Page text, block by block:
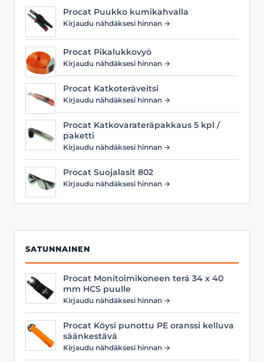
Procat Puukko kumikahvalla
Kirjaudu nähdäksesi hinnan →
Procat Pikalukkovyö
Kirjaudu nähdäksesi hinnan →
Procat Katkoteräveitsi
Kirjaudu nähdäksesi hinnan →
Procat Katkovarateräpakkaus 5 kpl /
paketti
Kirjaudu nähdäksesi hinnan →
Procat Suojalasit 802
Kirjaudu nähdäksesi hinnan →
SATUNNAINEN
Procat Monitoimikoneen terä 34 x 40
mm HCS puulle
Kirjaudu nähdäksesi hinnan →
Procat Köysi punottu PE oranssi kelluva
säänkestävä
Kirjaudu nähdäksesi hinnan →